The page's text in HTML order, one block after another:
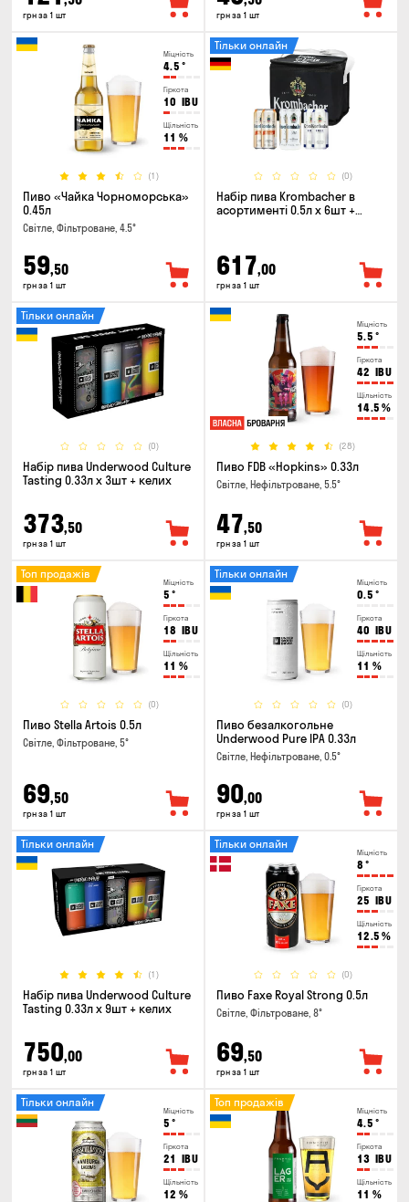
грн за 1 шт грн за 1 шт
Міцність
4.5 °
Гіркота
10 IBU
Щільність
11 %
(1)
Пиво «Чайка Чорноморська»
0.45л
Світле, Фільтроване, 4.5°
59,50
грн за 1 шт
(0)
Тільки онлайн
Набір пива Krombacher в
асортименті 0.5л х 6шт +
617,00
грн за 1 шт
(0)
Тільки онлайн
Набір пива Underwood Culture
Tasting 0.33л x 3шт + келих
373,50
грн за 1 шт
Міцність
5.5 °
Гіркота
42 IBU
Щільність
14.5 %
(28)
Пиво FDB «Hopkins» 0.33л
Світле, Нефільтроване, 5.5°
47,50
грн за 1 шт
Міцність
5 °
Гіркота
18 IBU
Щільність
11 %
(0)
Топ продажів
Пиво Stella Artois 0.5л
Світле, Фільтроване, 5°
69,50
грн за 1 шт
Міцність
0.5 °
Гіркота
40 IBU
Щільність
11 %
(0)
Тільки онлайн
Пиво безалкогольне
Underwood Pure IPA 0.33л
Світле, Нефільтроване, 0.5°
90,00
грн за 1 шт
(1)
Тільки онлайн
Набір пива Underwood Culture
Tasting 0.33л x 9шт + келих
750,00
грн за 1 шт
Міцність
8 °
Гіркота
25 IBU
Щільність
12.5 %
(0)
Тільки онлайн
Пиво Faxe Royal Strong 0.5л
Світле, Фільтроване, 8°
69,50
грн за 1 шт
Міцність
5 °
Гіркота
21 IBU
Щільність
12 %
Тільки онлайн
Міцність
4.5 °
Гіркота
13 IBU
Щільність
11 %
Топ продажів